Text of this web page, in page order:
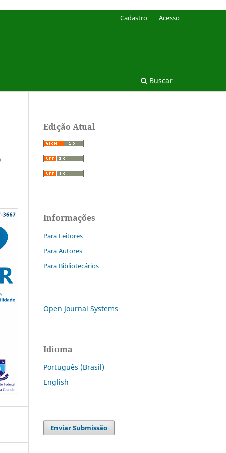
Buscar
Cadastro Acesso
Edição Atual
Informações
Para Leitores
Para Autores
Para Bibliotecários
Open Journal Systems
Idioma
Português (Brasil)
English
Enviar Submissão